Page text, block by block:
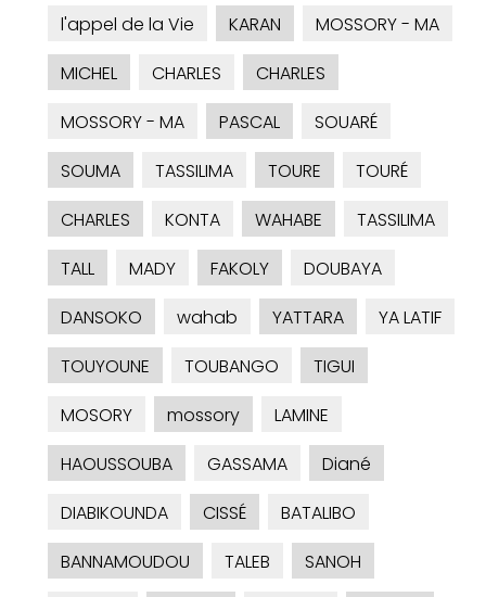
l'appel de la Vie
KARAN
MOSSORY - MA
MICHEL
CHARLES
CHARLES
MOSSORY - MA
PASCAL
SOUARÉ
SOUMA
TASSILIMA TOURE
TOURÉ
CHARLES
KONTA WAHABE
TASSILIMA
TALL
MADY FAKOLY
DOUBAYA
DANSOKO
wahab YATTARA
YA LATIF
TOUYOUNE
TOUBANGO
TIGUI
MOSORY
mossory
LAMINE
HAOUSSOUBA
GASSAMA
Diané
DIABIKOUNDA
CISSÉ
BATALIBO
BANNAMOUDOU
TALEB
SANOH